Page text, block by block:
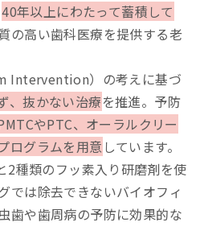
40年以上にわたって蓄積して
の高い歯科医療を提供する老
Intervention）の考えに基づ
、抜かない治療を推進。予防
やPTC、オーラルクリー
ログラムを用意 しています。
2種類のフッ素入り研磨剤を使
では除去できないバイオフィ
歯や歯周病の予防に効果的な